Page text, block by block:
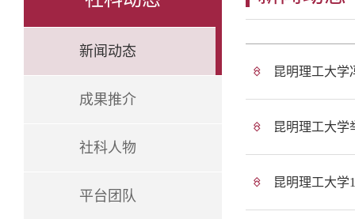
新闻动态
成果推介
社科人物
平台团队
昆明理工大学
昆明理工大学
昆明理工大学